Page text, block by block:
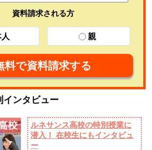
資料請求される方
親
料で資料請求する
インタビュー
ルネサンス高校の特別授業に
潜入！ 在校生にもインタビュ
ー